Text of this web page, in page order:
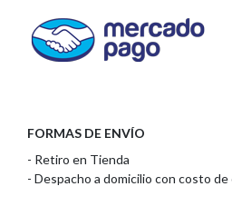
FORMAS DE ENVÍO
- Retiro en Tienda
- Despacho a domicilio con costo de